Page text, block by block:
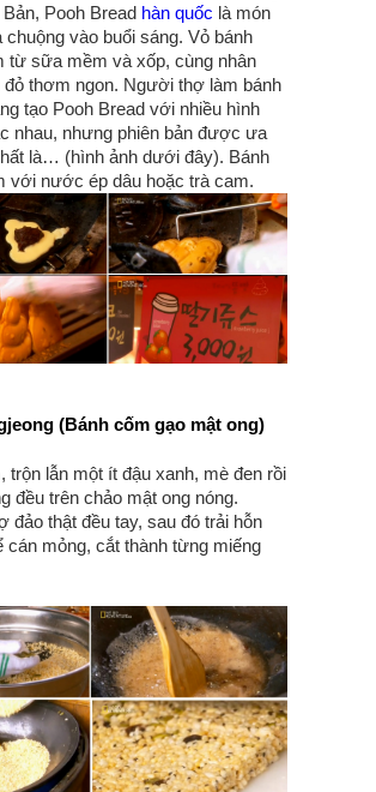
Pooh Bread hàn quốc là món
chuộng vào buổi sáng. Vỏ bánh
từ sữa mềm và xốp, cùng nhân
đỏ thơm ngon. Người thợ làm bánh
tạo Pooh Bread với nhiều hình
nhau, nhưng phiên bản được ưa
là… (hình ảnh dưới đây). Bánh
với nước ép dâu hoặc trà cam.
(Bánh cốm gạo mật ong)
trộn lẫn một ít đậu xanh, mè đen rồi
đều trên chảo mật ong nóng.
đảo thật đều tay, sau đó trải hỗn
cán mỏng, cắt thành từng miếng